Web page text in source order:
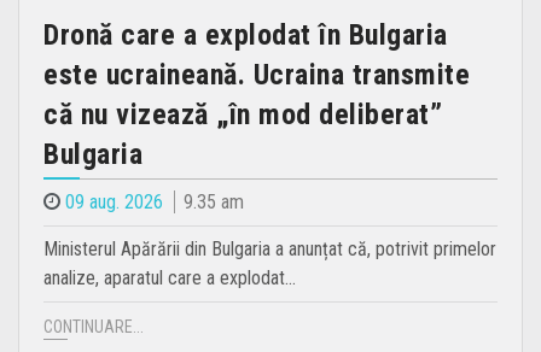
Dronă care a explodat în Bulgaria
este ucraineană. Ucraina transmite
că nu vizează „în mod deliberat”
Bulgaria
09 aug. 2026 9.35 am
Ministerul Apărării din Bulgaria a anunțat că, potrivit primelor
analize, aparatul care a explodat…
CONTINUARE...